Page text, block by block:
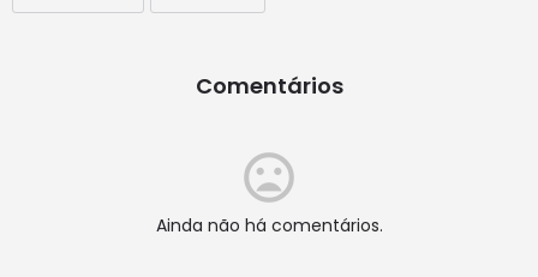
Comentários
Ainda não há comentários.